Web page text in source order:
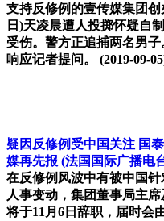
支持反修例的壹传媒集团
日)天凌晨遭人投掷怀疑自
受伤。警方正追捕两名男
响应记者提问。 (2019-09-
疑因反修例受中国关注 国
媒再先报 (法国国际广播电
在反修例风波中有被中国
人事变动，集团董事局主席
将于11月6日辞职，届时会